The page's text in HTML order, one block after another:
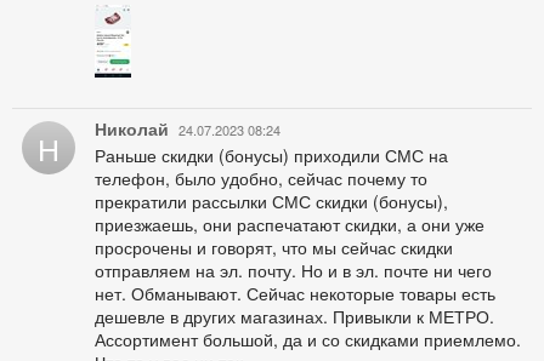
Н Николай 24.07.2023 08:24
Раньше скидки (бонусы) приходили СМС на
телефон, было удобно, сейчас почему то
прекратили рассылки СМС скидки (бонусы),
приезжаешь, они распечатают скидки, а они уже
просрочены и говорят, что мы сейчас скидки
отправляем на эл. почту. Но и в эл. почте ни чего
нет. Обманывают. Сейчас некоторые товары есть
дешевле в других магазинах. Привыкли к МЕТРО.
Ассортимент большой, да и со скидками приемлемо.